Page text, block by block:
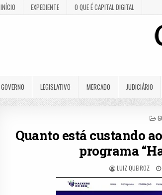
INÍCIO EXPEDIENTE O QUE É CAPITAL DIGITAL
GOVERNO LEGISLATIVO MERCADO JUDICIÁRIO
Quanto está custando
programa
LUIZ QUEIROZ